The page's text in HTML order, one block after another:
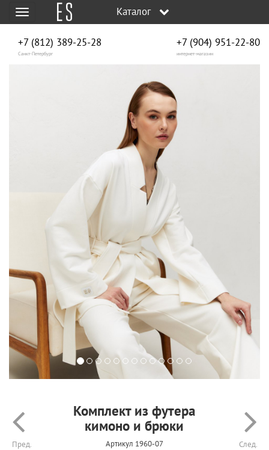
Меню Каталог
+7 (812) 389-25-28
Санкт-Петербург
+7 (904) 951‑22‑80
интернет-магазин
Пред.
Комплект из футера
кимоно и брюки
Артикул 1960-07 След.